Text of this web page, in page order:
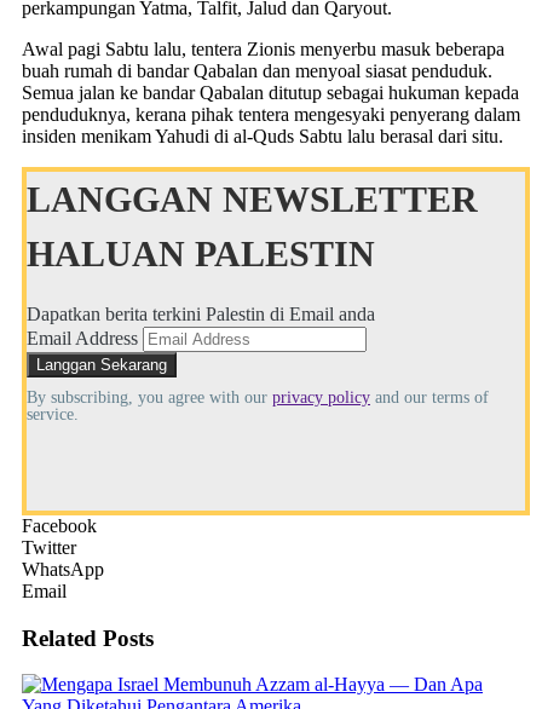
perkampungan Yatma, Talfit, Jalud dan Qaryout.
Awal pagi Sabtu lalu, tentera Zionis menyerbu masuk beberapa
buah rumah di bandar Qabalan dan menyoal siasat penduduk.
Semua jalan ke bandar Qabalan ditutup sebagai hukuman kepada
penduduknya, kerana pihak tentera mengesyaki penyerang dalam
insiden menikam Yahudi di al-Quds Sabtu lalu berasal dari situ.
LANGGAN NEWSLETTER
HALUAN PALESTIN
Dapatkan berita terkini Palestin di Email anda
Email Address
By subscribing, you agree with our privacy policy and our terms of
service.
Facebook
Twitter
WhatsApp
Email
Related Posts